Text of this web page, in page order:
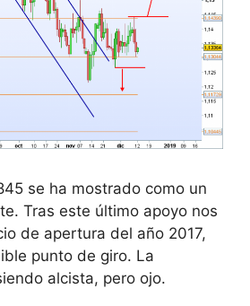
se ha mostrado como un
Tras este último apoyo nos
de apertura del año 2017,
punto de giro. La
alcista, pero ojo.